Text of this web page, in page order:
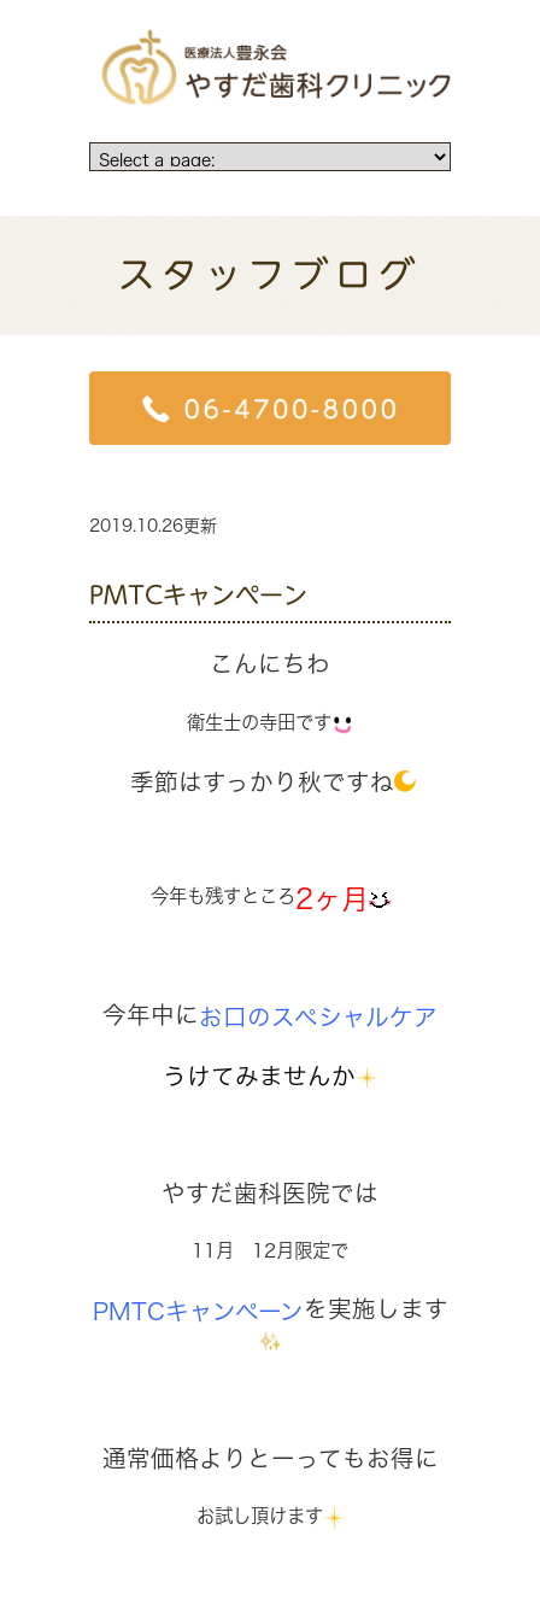
スタッフブログ
2019.10.26更新
PMTCキャンペーン
こんにちわ
衛生士の寺田です
季節はすっかり秋ですね
今年も残すところ2ヶ月
今年中に お口のスペシャルケア
うけてみませんか
やすだ歯科医院では
11月 12月限定で
PMTCキャンペーン を実施します
通常価格よりとーってもお得に
お試し頂けます